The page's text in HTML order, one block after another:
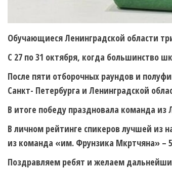
Обучающиеся Ленинградской области
С 27 по 31 октября, когда большинство
После пяти отборочных раундов и
Санкт- Петербурга и Ленинградской
В итоге победу праздновала команда
В личном рейтинге спикеров лучшей из
из команда «им. Фрунзика Мкртчяна» –
Поздравляем ребят и желаем